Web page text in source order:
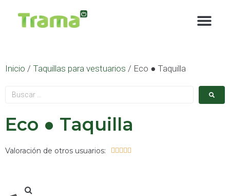
Inicio / Taquillas para vestuarios / Eco ● Taquilla
Eco ● Taquilla
Valoración de otros usuarios:     